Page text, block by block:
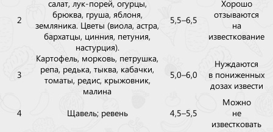
2
салат, лук-порей, огурцы,
брюква, груша, яблоня,
земляника. Цветы (виола, астра,
бархатцы, цинния, петуния,
настурция).
5,5–6,5
Хорошо
отзываются
на
известкование
3
Картофель, морковь, петрушка,
репа, редька, тыква, кабачки,
томаты, редис, крыжовник,
малина
5,0–6,0
Нуждаются
в пониженных
дозах извести
4 Щавель; ревень 4,5–5,5
Можно
не
известковать